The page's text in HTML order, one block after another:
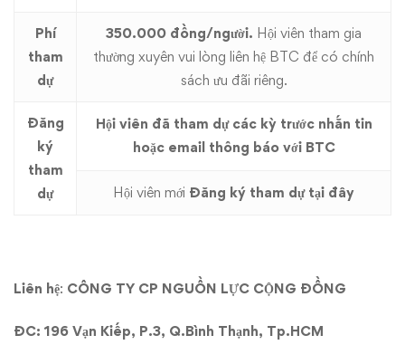
Phí
tham
dự
350.000 đồng/người. Hội viên tham gia
thường xuyên vui lòng liên hệ BTC để có chính
sách ưu đãi riêng.
Đăng
ký
tham
dự
Hội viên đã tham dự các kỳ trước nhắn tin
hoặc email thông báo với BTC
Hội viên mới Đăng ký tham dự tại đây
Liên hệ: CÔNG TY CP NGUỒN LỰC CỘNG ĐỒNG
ĐC: 196 Vạn Kiếp, P.3, Q.Bình Thạnh, Tp.HCM